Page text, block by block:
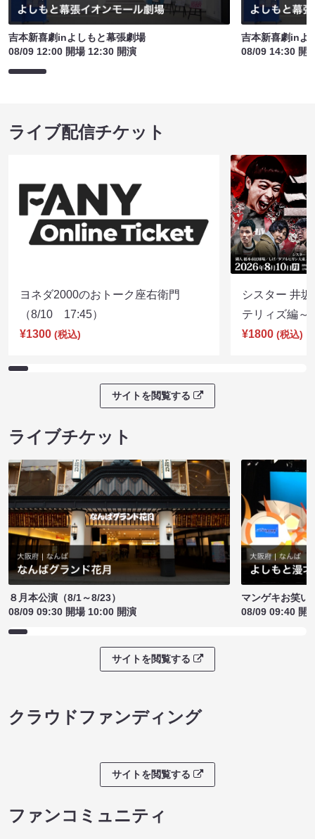
吉本新喜劇inよしもと幕張劇場
08/09 12:00 開場 12:30 開演
吉本新喜劇inよ
08/09 14:30 開
ライブ配信チケット
ヨネダ2000のおトーク座右衛門
（8/10 17:45）
¥1300 (税込)
シスター 井
テリィズ編
¥1800 (税込)
サイトを閲覧する
ライブチケット
８月本公演（8/1～8/23）
08/09 09:30 開場 10:00 開演
マンゲキお笑い
08/09 09:40 開
サイトを閲覧する
クラウドファンディング
サイトを閲覧する
ファンコミュニティ